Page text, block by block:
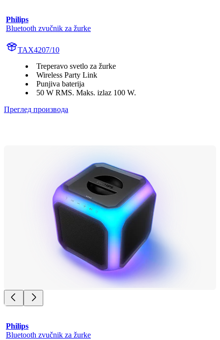
Philips
Bluetooth zvučnik za žurke
TAX4207/10
Treperavo svetlo za žurke
Wireless Party Link
Punjiva baterija
50 W RMS. Maks. izlaz 100 W.
Преглед производа
Philips
Bluetooth zvučnik za žurke